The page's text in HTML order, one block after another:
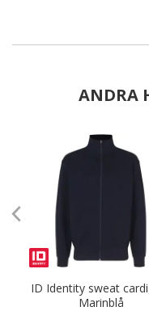
ANDRA
ID Identity sweat
Marinblå